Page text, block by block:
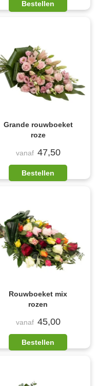
Bestellen
Grande rouwboeket
roze
vanaf 47,50
Bestellen
Rouwboeket mix
rozen
vanaf 45,00
Bestellen